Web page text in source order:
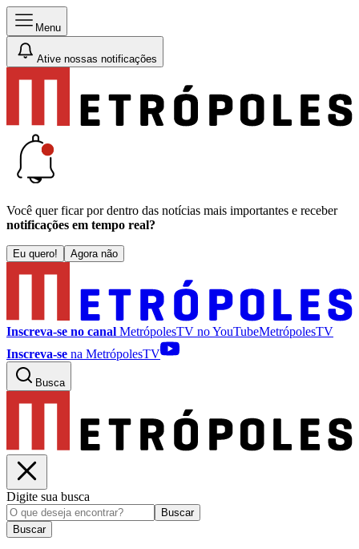
Menu
Ative nossas notificações
Você quer ficar por dentro das notícias mais importantes e receber
notificações em tempo real?
Eu quero! Agora não
Inscreva-se no canal MetrópolesTV noYouTubeMetrópolesTV
Inscreva-se na MetrópolesTV
Busca
Digite sua busca
Buscar
Buscar